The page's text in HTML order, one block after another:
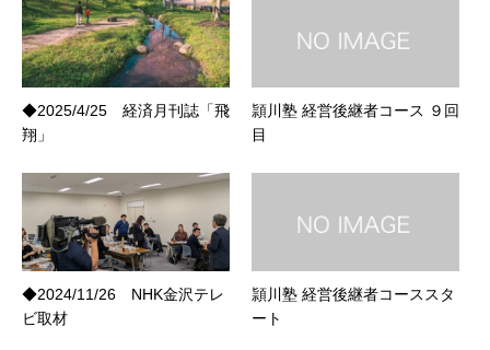
◆2025/4/25 経済月刊誌「飛
翔」
頴川塾 経営後継者コース ９回
目
◆2024/11/26 NHK金沢テレ
ビ取材
頴川塾 経営後継者コーススタ
ート